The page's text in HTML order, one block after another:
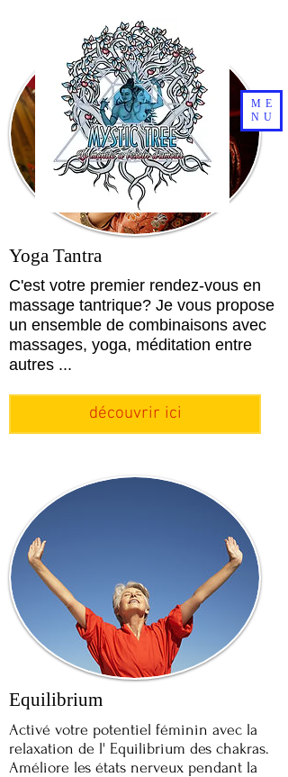
ME
NU
Yoga Tantra
C'est votre premier rendez-vous en
massage tantrique? Je vous propose
un ensemble de combinaisons avec
massages, yoga, méditation entre
autres ...
découvrir ici
Equilibrium
Activé votre potentiel féminin avec la
relaxation de l' Equilibrium des chakras.
Améliore les états nerveux pendant la